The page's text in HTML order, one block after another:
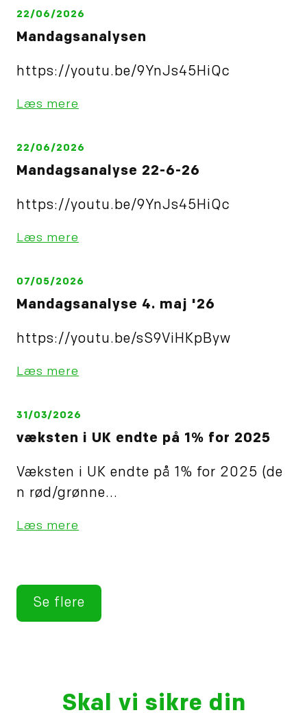
22/06/2026
Mandagsanalysen
https://youtu.be/9YnJs45HiQc
Læs mere
22/06/2026
Mandagsanalyse 22-6-26
https://youtu.be/9YnJs45HiQc
Læs mere
07/05/2026
Mandagsanalyse 4. maj '26
https://youtu.be/sS9ViHKpByw
Læs mere
31/03/2026
væksten i UK endte på 1% for 2025
Væksten i UK endte på 1% for 2025 (de
n rød/grønne...
Læs mere
Se flere
Skal vi sikre din